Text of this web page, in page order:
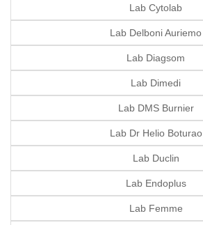
Lab Cytolab
Lab Delboni Auriemo
Lab Diagsom
Lab Dimedi
Lab DMS Burnier
Lab Dr Helio Boturao
Lab Duclin
Lab Endoplus
Lab Femme